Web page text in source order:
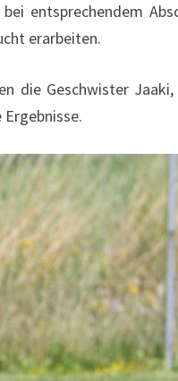
entsprechendem
erarbeiten.
die Geschwister